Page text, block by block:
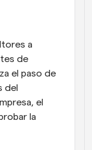
a
de
el paso de
del
el
la